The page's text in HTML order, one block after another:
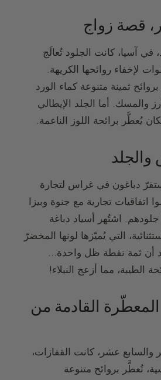
قصة زواج
الميلاد، في آسيا، كانت الجلود تُعالَج
لإخفاء روائحها الكريهة.
ثمينة متنوعة كماء الورد
والمسك. أما الجلد الإيطالي
يُعطَّر برائحة اللوز الناعمة.
والجلد
دباغون في غراس لتجارة
اتفاقيات تجارية مع جنوة وبيزا
جلودهم. اشتُهر أسياد دباغة
التي يُميّزها لونها المخضرّ
أن ثمة نقطة ظل واحدة…
الطيبة، مما أزعج النبلاء!
القادمة من
عشر، كانت القفازات،
تُعطَّر بروائح متنوعة